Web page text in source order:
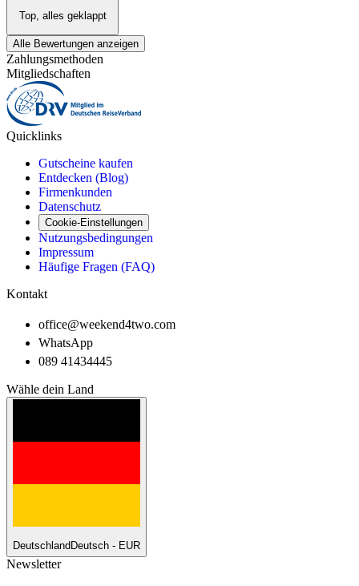
Top, alles geklappt
Alle Bewertungen anzeigen
Zahlungsmethoden
Mitgliedschaften
Quicklinks
Gutscheine kaufen
Entdecken (Blog)
Firmenkunden
Datenschutz
Cookie-Einstellungen
Nutzungsbedingungen
Impressum
Häufige Fragen (FAQ)
Kontakt
office@weekend4two.com
WhatsApp
089 41434445
Wähle dein Land
DeutschlandDeutsch - EUR
Newsletter